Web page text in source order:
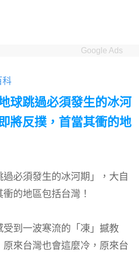
Google Ads
科
球跳過必須發生的冰河
將反撲，首當其衝的地
必須發生的冰河期」，大自
的地區包括台灣！
受到一波寒流的「凍」撼教
來台灣也會這麼冷，原來台